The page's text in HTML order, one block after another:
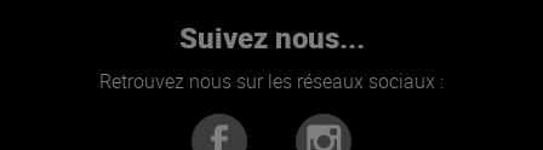
Suivez nous...
Retrouvez nous sur les réseaux sociaux :